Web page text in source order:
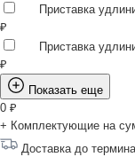
Приставка
₽
Приставка
₽
Показать еще
0 ₽
+ Комплектующие на
Доставка до